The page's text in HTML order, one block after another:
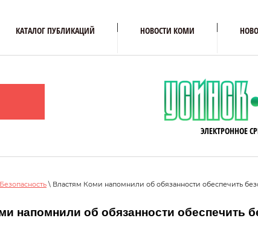
КАТАЛОГ ПУБЛИКАЦИЙ НОВОСТИ КОМИ
ЭЛЕКТРОННОЕ
Безопасность \ Властям Коми напомнили об обязанности обеспечить
напомнили об обязанности обеспечить